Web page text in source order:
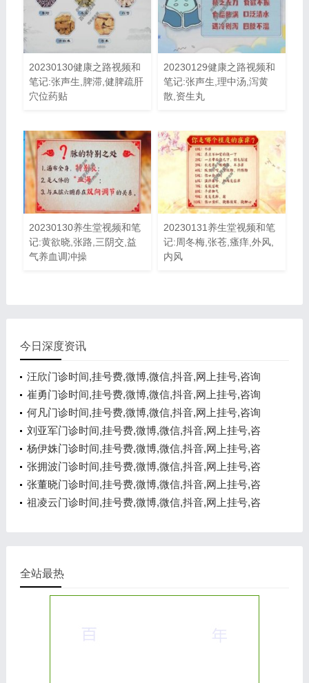
20230130健康之路视频和
笔记:张声生,脾滞,健脾疏肝
穴位药贴
20230129健康之路视频和
笔记:张声生,理中汤,泻黄
散,资生丸
20230130养生堂视频和笔
记:黄欲晓,张路,三阴交,益
气养血调冲操
20230131养生堂视频和笔
记:周冬梅,张苍,瘙痒,外风,
内风
今日深度资讯
汪欣门诊时间,挂号费,微博,微信,抖音,网上挂号,咨询
电话,在线咨询
崔勇门诊时间,挂号费,微博,微信,抖音,网上挂号,咨询
电话,在线咨询
何凡门诊时间,挂号费,微博,微信,抖音,网上挂号,咨询
电话,在线咨询
刘亚军门诊时间,挂号费,微博,微信,抖音,网上挂号,咨
询电话,在线咨询
杨伊姝门诊时间,挂号费,微博,微信,抖音,网上挂号,咨
询电话,在线咨询
张拥波门诊时间,挂号费,微博,微信,抖音,网上挂号,咨
询电话,在线咨询
张董晓门诊时间,挂号费,微博,微信,抖音,网上挂号,咨
询电话,在线咨询
祖凌云门诊时间,挂号费,微博,微信,抖音,网上挂号,咨
全站最热